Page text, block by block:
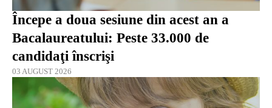
Începe a doua sesiune din acest an a
Bacalaureatului: Peste 33.000 de
candidaţi înscrişi
03 AUGUST 2026